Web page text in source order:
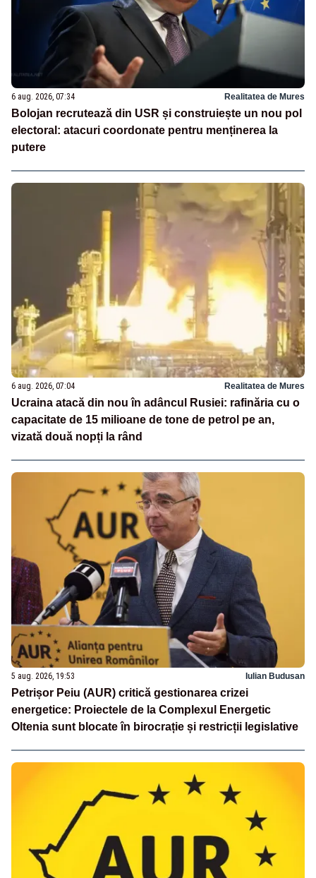
6 aug. 2026, 07:34 Realitatea de Mures
Bolojan recrutează din USR și construiește un nou pol
electoral: atacuri coordonate pentru menținerea la
putere
6 aug. 2026, 07:04 Realitatea de Mures
Ucraina atacă din nou în adâncul Rusiei: rafinăria cu o
capacitate de 15 milioane de tone de petrol pe an,
vizată două nopți la rând
5 aug. 2026, 19:53 Iulian Budusan
Petrișor Peiu (AUR) critică gestionarea crizei
energetice: Proiectele de la Complexul Energetic
Oltenia sunt blocate în birocrație și restricții legislative